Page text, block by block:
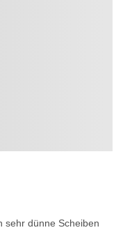
sehr dünne Scheiben